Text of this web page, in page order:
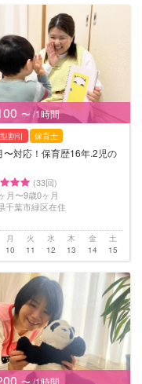
網白里の当日の予約や緊急時、
時間のシッター利用から保育園へ
い。ご予算や依頼内容に合わせて
ら小学生以上のお子様まで幅広
いしたいといったご要望や毎日
〜 /1時間
割引 保育士
〜対応！保育歴16年.2児の
(33回)
月〜9歳0ヶ月
千葉市緑区在住
月
10
火
11
水
12
木
13
金
14
土
15
〜 /1時間